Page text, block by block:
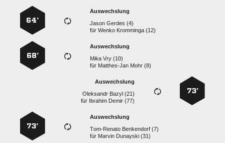
Auswechslung
  
für  
64’
Auswechslung
  
für   
68’
73’
Auswechslung
  
für   
Auswechslung
  
für   
73’